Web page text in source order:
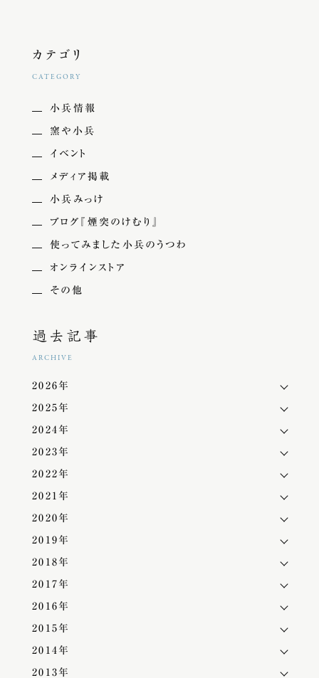
カテゴリ
CATEGORY
小兵情報
窯や小兵
イベント
メディア掲載
小兵みっけ
ブログ『煙突のけむり』
使ってみました小兵のうつわ
オンラインストア
その他
過去記事
ARCHIVE
2026年
2025年
2024年
2023年
2022年
2021年
2020年
2019年
2018年
2017年
2016年
2015年
2014年
2013年